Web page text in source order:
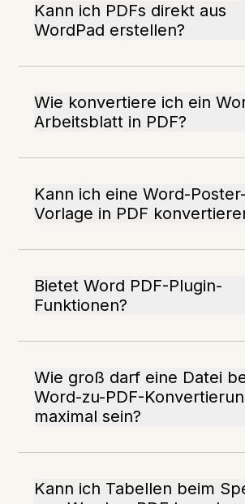
Kann ich PDFs direkt aus
WordPad erstellen?
Wie konvertiere ich ein
Arbeitsblatt in PDF?
Kann ich eine Word-Poster-
Vorlage in PDF
Bietet Word PDF-Plugin-
Funktionen?
Wie groß darf eine Datei
Word-zu-PDF-
maximal sein?
Kann ich Tabellen beim